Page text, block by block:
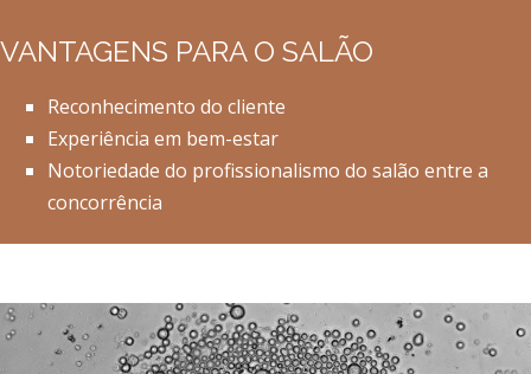
VANTAGENS PARA O SALÃO
Reconhecimento do cliente
Experiência em bem-estar
Notoriedade do profissionalismo do salão entre a
concorrência